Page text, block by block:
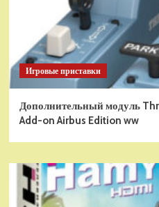
Игровые приставки
Дополнительный модуль
Add-on Airbus Edition ww